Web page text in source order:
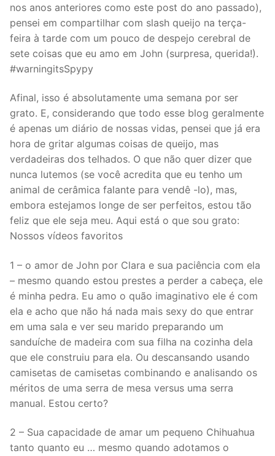
nos anos anteriores como este post do ano passado),
pensei em compartilhar com slash queijo na terça-
feira à tarde com um pouco de despejo cerebral de
sete coisas que eu amo em John (surpresa, querida!).
#warningitsSpypy
Afinal, isso é absolutamente uma semana por ser
grato. E, considerando que todo esse blog geralmente
é apenas um diário de nossas vidas, pensei que já era
hora de gritar algumas coisas de queijo, mas
verdadeiras dos telhados. O que não quer dizer que
nunca lutemos (se você acredita que eu tenho um
animal de cerâmica falante para vendê -lo), mas,
embora estejamos longe de ser perfeitos, estou tão
feliz que ele seja meu. Aqui está o que sou grato:
Nossos vídeos favoritos
1 – o amor de John por Clara e sua paciência com ela
– mesmo quando estou prestes a perder a cabeça, ele
é minha pedra. Eu amo o quão imaginativo ele é com
ela e acho que não há nada mais sexy do que entrar
em uma sala e ver seu marido preparando um
sanduíche de madeira com sua filha na cozinha dela
que ele construiu para ela. Ou descansando usando
camisetas de camisetas combinando e analisando os
méritos de uma serra de mesa versus uma serra
manual. Estou certo?
2 – Sua capacidade de amar um pequeno Chihuahua
tanto quanto eu … mesmo quando adotamos o